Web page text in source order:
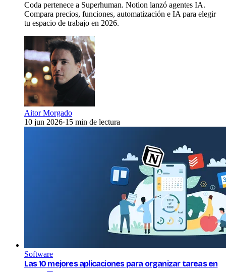
Coda pertenece a Superhuman. Notion lanzó agentes IA.
Compara precios, funciones, automatización e IA para elegir
tu espacio de trabajo en 2026.
Aitor Morgado
10 jun 2026·15 min de lectura
Software
Las 10 mejores aplicaciones para organizar tareas en